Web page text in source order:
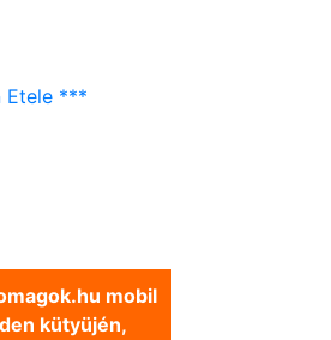
Etele ***
mobil
kütyüjén,